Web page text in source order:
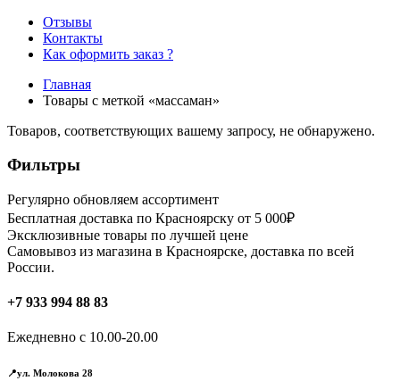
Отзывы
Контакты
Как оформить заказ ?
Главная
Товары с меткой «массаман»
Товаров, соответствующих вашему запросу, не обнаружено.
Фильтры
Регулярно обновляем ассортимент
Бесплатная доставка по Красноярску от 5 000₽
Эксклюзивные товары по лучшей цене
Самовывоз из магазина в Красноярске, доставка по всей
России.
+7 933 994 88 83
Ежедневно с 10.00-20.00
📍ул. Молокова 28